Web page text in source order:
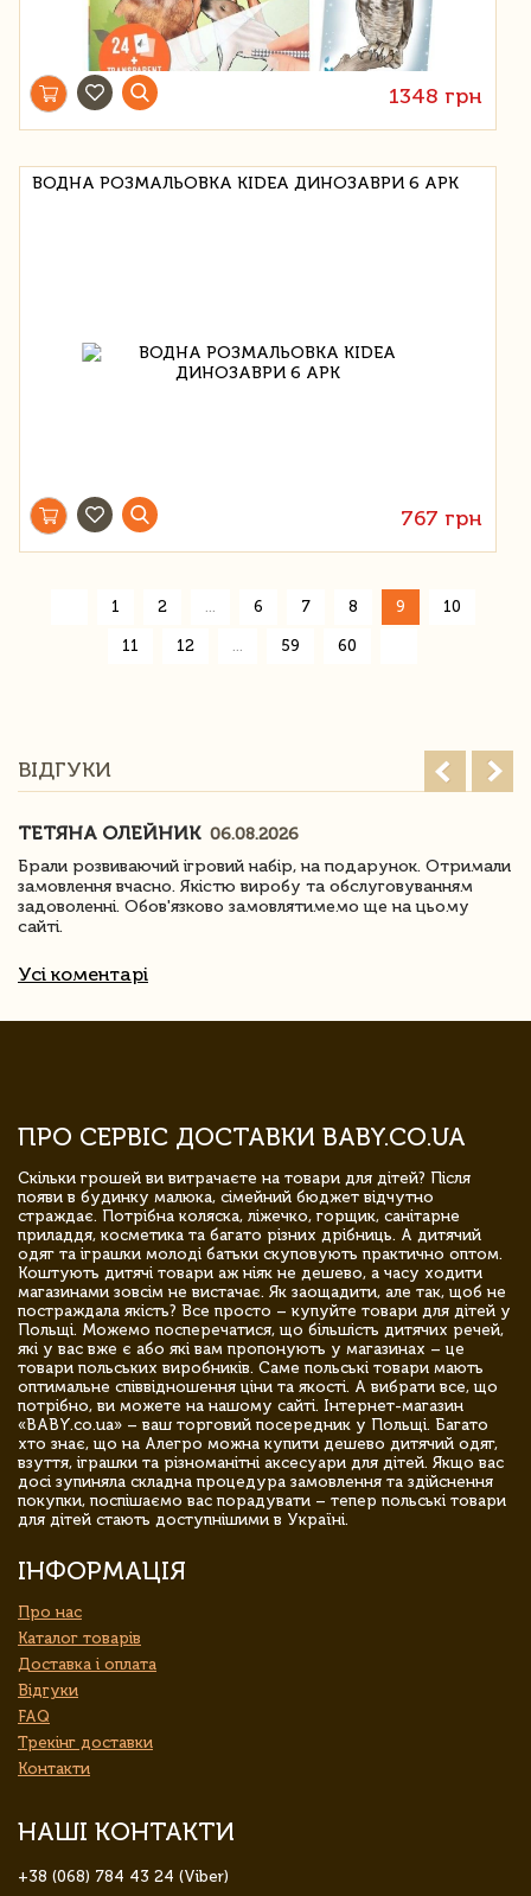
1348 грн
ВОДНА РОЗМАЛЬОВКА KIDEA ДИНОЗАВРИ 6 АРК
767 грн
1 2 6 7 8 9 10
11 12 59 60
ВІДГУКИ
ТЕТЯНА ОЛЕЙНИК 06.08.2026
Брали розвиваючий ігровий набір, на подарунок. Отримали
замовлення вчасно. Якістю виробу та обслуговуванням
задоволенні. Обов'язково замовлятимемо ще на цьому
сайті.
Усі коментарі
ПРО СЕРВІС ДОСТАВКИ BABY.CO.UA
Скільки грошей ви витрачаєте на товари для дітей? Після
появи в будинку малюка, сімейний бюджет відчутно
страждає. Потрібна коляска, ліжечко, горщик, санітарне
приладдя, косметика та багато різних дрібниць. А дитячий
одяг та іграшки молоді батьки скуповують практично оптом.
Коштують дитячі товари аж ніяк не дешево, а часу ходити
магазинами зовсім не вистачає. Як заощадити, але так, щоб не
постраждала якість? Все просто – купуйте товари для дітей у
Польщі. Можемо посперечатися, що більшість дитячих речей,
які у вас вже є або які вам пропонують у магазинах – це
товари польських виробників. Саме польські товари мають
оптимальне співвідношення ціни та якості. А вибрати все, що
потрібно, ви можете на нашому сайті. Інтернет-магазин
«BABY.co.ua» – ваш торговий посередник у Польщі. Багато
хто знає, що на Алегро можна купити дешево дитячий одяг,
взуття, іграшки та різноманітні аксесуари для дітей. Якщо вас
досі зупиняла складна процедура замовлення та здійснення
покупки, поспішаємо вас порадувати – тепер польські товари
для дітей стають доступнішими в Україні.
ІНФОРМАЦІЯ
Про нас
Каталог товарів
Доставка і оплата
Відгуки
FAQ
Трекінг доставки
Контакти
НАШІ КОНТАКТИ
+38 (068) 784 43 24 (Viber)